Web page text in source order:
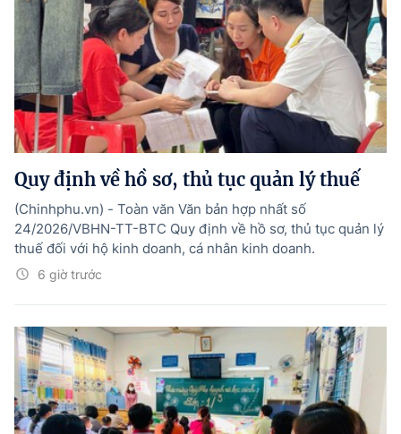
Quy định về hồ sơ, thủ tục quản lý thuế
6 giờ trước
(Chinhphu.vn) - Toàn văn Văn bản hợp nhất số
24/2026/VBHN-TT-BTC Quy định về hồ sơ, thủ tục quản lý
thuế đối với hộ kinh doanh, cá nhân kinh doanh.